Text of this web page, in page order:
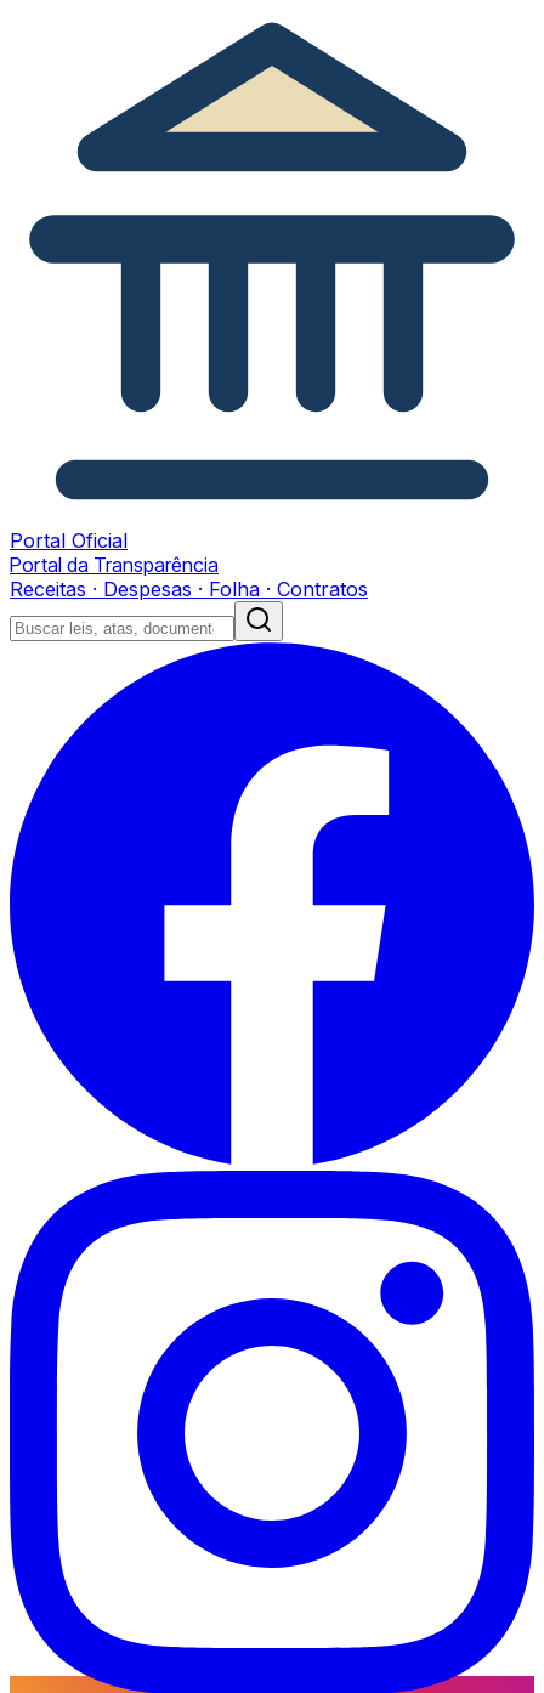
Portal Oficial
Portal da Transparência
Receitas · Despesas · Folha · Contratos